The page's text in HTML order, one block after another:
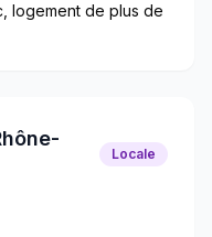
logement de plus de
Locale